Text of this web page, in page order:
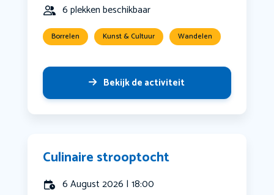
6 plekken beschikbaar
Borrelen Kunst & Cultuur Wandelen
Bekijk de activiteit
Culinaire strooptocht
6 August 2026 | 18:00